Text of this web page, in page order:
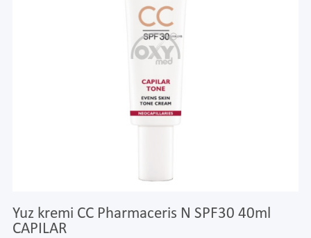
Yuz kremi CC Pharmaceris N SPF30 40ml
CAPILAR